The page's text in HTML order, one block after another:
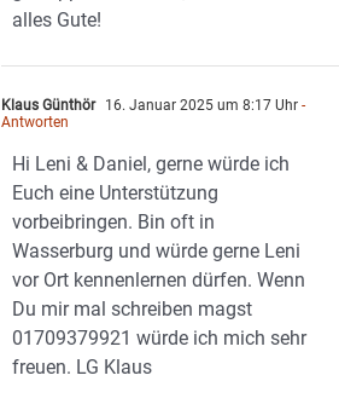
alles Gute!
Klaus Günthör 16. Januar 2025 um 8:17 Uhr -
Antworten
Hi Leni & Daniel, gerne würde ich
Euch eine Unterstützung
vorbeibringen. Bin oft in
Wasserburg und würde gerne Leni
vor Ort kennenlernen dürfen. Wenn
Du mir mal schreiben magst
01709379921 würde ich mich sehr
freuen. LG Klaus